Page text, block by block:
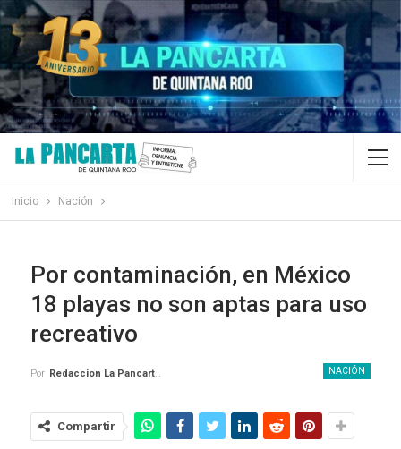
Inicio Nación
Por contaminación, en México
18 playas no son aptas para uso
recreativo
NACIÓN
Por Redaccion La Pancarta De Quintana Roo
Compartir